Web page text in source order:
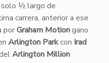
solo ½ largo de
carrera, anterior a ese
porGraham Motiongano
Arlington Parkcon Irad
Arlington Million